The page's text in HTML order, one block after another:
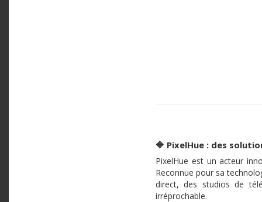
🔷 PixelHue : des
PixelHue est un acteur
Reconnue pour sa
direct, des studios de
irréprochable.​